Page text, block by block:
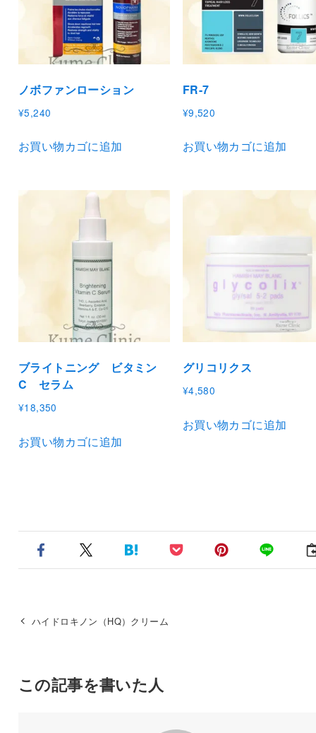
ノボファンローション
¥5,240
お買い物カゴに追加
FR-7
¥9,520
お買い物カゴに追加
ブライトニング ビタミン
C セラム
¥18,350
お買い物カゴに追加
グリコリクス
¥4,580
お買い物カゴに追加
ハイドロキノン（HQ）クリーム
この記事を書いた人